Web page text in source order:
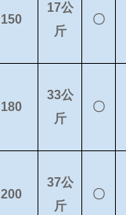
150
17公
斤
〇
180
33公
斤
〇
200
37公
斤
〇